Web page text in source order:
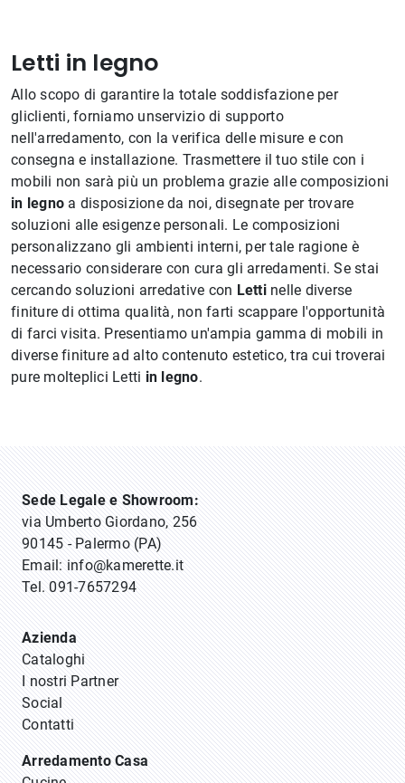
Letti in legno
Allo scopo di garantire la totale soddisfazione per
gliclienti, forniamo unservizio di supporto
nell'arredamento, con la verifica delle misure e con
consegna e installazione. Trasmettere il tuo stile con i
mobili non sarà più un problema grazie alle composizioni
in legno a disposizione da noi, disegnate per trovare
soluzioni alle esigenze personali. Le composizioni
personalizzano gli ambienti interni, per tale ragione è
necessario considerare con cura gli arredamenti. Se stai
cercando soluzioni arredative con Lettinelle diverse
finiture di ottima qualità, non farti scappare l'opportunità
di farci visita. Presentiamo un'ampia gamma di mobili in
diverse finiture ad alto contenuto estetico, tra cui troverai
pure molteplici Letti in legno.
Sede Legale e Showroom:
via Umberto Giordano, 256
90145 - Palermo (PA)
Email:info@kamerette.it
Tel.091-7657294
Azienda
Cataloghi
I nostri Partner
Social
Contatti
Arredamento Casa